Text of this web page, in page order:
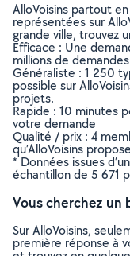
AlloVoisins partout
représentées sur
grande ville, trouvez
Efficace : Une
millions de
Généraliste : 1 250
possible sur
projets.
Rapide : 10 minutes
votre demande
Qualité / prix : 4
qu’AlloVoisins
* Données issues
échantillon de 5 671
Vous cherchez un
Sur AlloVoisins,
première réponse à